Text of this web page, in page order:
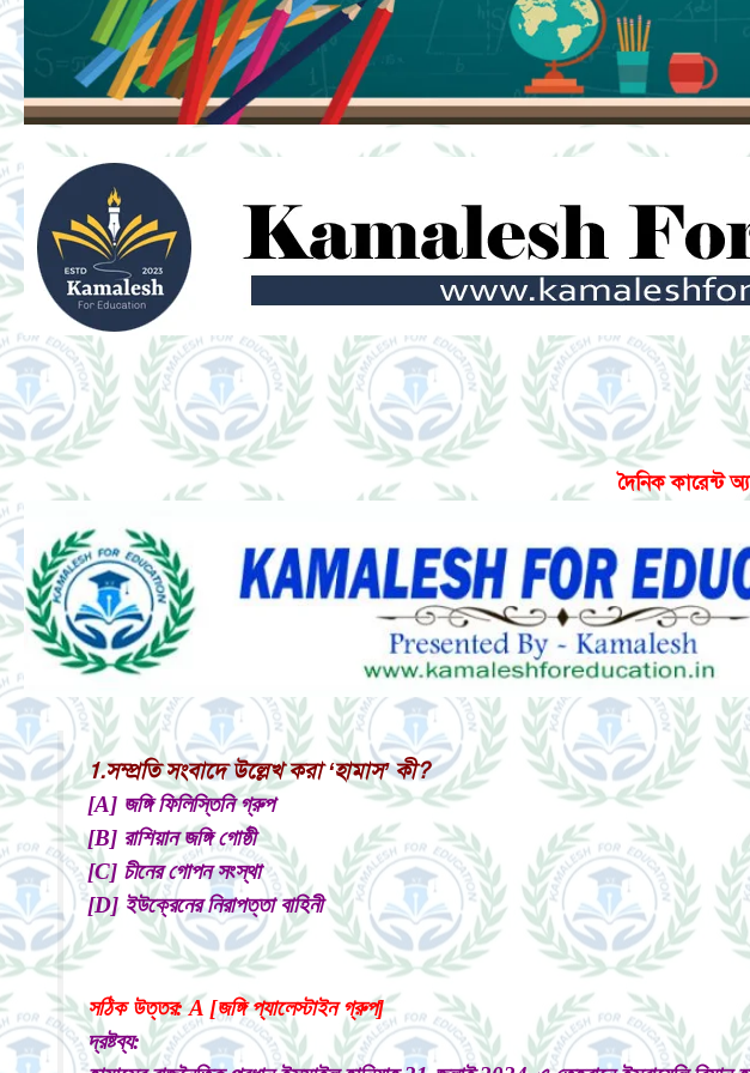
দৈনিক কারেন্ট
1.সম্প্রতি সংবাদে উল্লেখ করা ‘হামাস’ কী?
[A] জঙ্গি ফিলিস্তিনি গ্রুপ
[B] রাশিয়ান জঙ্গি গোষ্ঠী
[C] চীনের গোপন সংস্থা
[D] ইউক্রেনের নিরাপত্তা বাহিনী
সঠিক উত্তর: A [জঙ্গি প্যালেস্টাইন গ্রুপ]
দ্রষ্টব্য: